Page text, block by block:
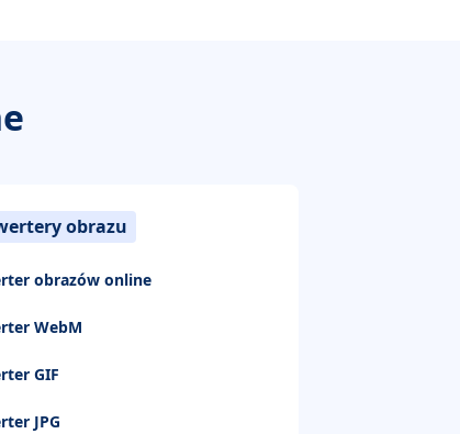
obrazu
obrazów online
WebM
GIF
JPG